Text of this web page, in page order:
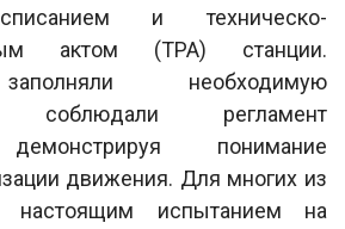
и техническо-
актом (ТРА) станции.
необходимую
соблюдали регламент
понимание
движения. Для многих из
настоящим испытанием на